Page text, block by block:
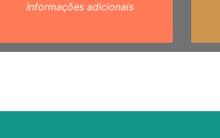
Informações adicionais